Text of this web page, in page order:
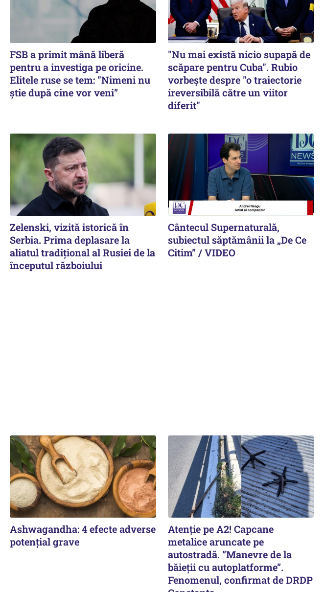
FSB a primit mână liberă
pentru a investiga pe oricine.
Elitele ruse se tem: "Nimeni nu
știe după cine vor veni”
"Nu mai există nicio supapă de
scăpare pentru Cuba". Rubio
vorbește despre "o traiectorie
ireversibilă către un viitor
diferit"
Zelenski, vizită istorică în
Serbia. Prima deplasare la
aliatul tradițional al Rusiei de la
începutul războiului
Cântecul Supernaturală,
subiectul săptămânii la „De Ce
Citim” / VIDEO
Ashwagandha: 4 efecte adverse
potențial grave
Atenție pe A2! Capcane
metalice aruncate pe
autostradă. ”Manevre de la
băieții cu autoplatforme”.
Fenomenul, confirmat de DRDP